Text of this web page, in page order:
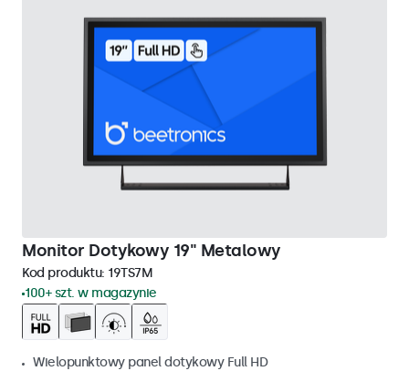
Monitor Dotykowy 19" Metalowy
Kod produktu: 19TS7M
100+ szt. w magazynie
Wielopunktowy panel dotykowy Full HD